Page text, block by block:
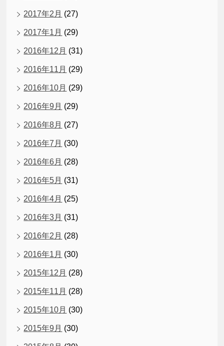
2017年2月 (27)
2017年1月 (29)
2016年12月 (31)
2016年11月 (29)
2016年10月 (29)
2016年9月 (29)
2016年8月 (27)
2016年7月 (30)
2016年6月 (28)
2016年5月 (31)
2016年4月 (25)
2016年3月 (31)
2016年2月 (28)
2016年1月 (30)
2015年12月 (28)
2015年11月 (28)
2015年10月 (30)
2015年9月 (30)